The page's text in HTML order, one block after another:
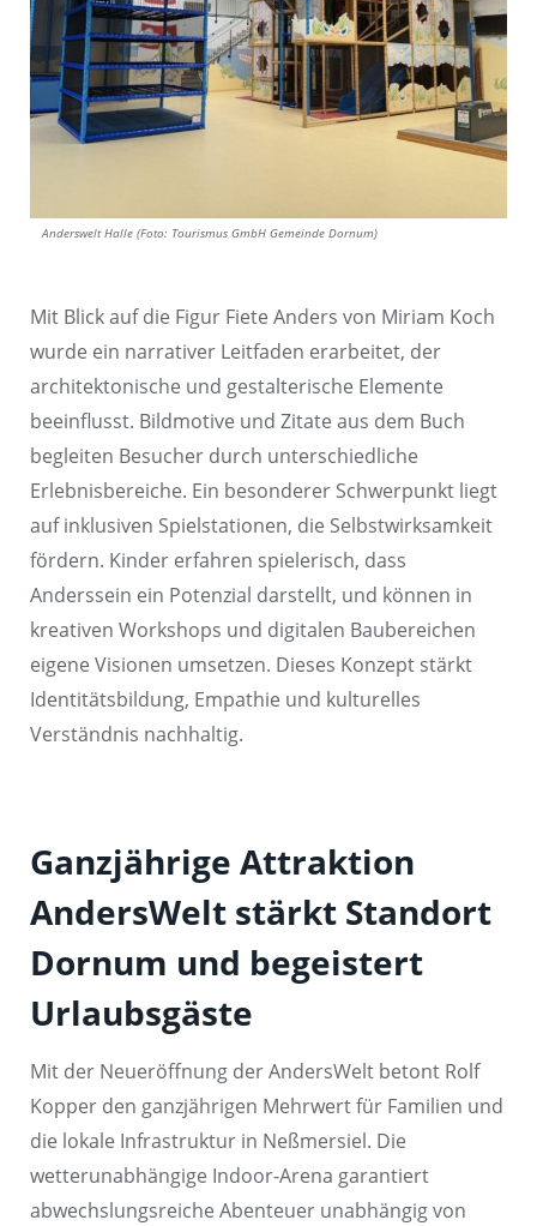
Anderswelt Halle (Foto: Tourismus GmbH Gemeinde Dornum)
Mit Blick auf die Figur Fiete Anders von Miriam Koch
wurde ein narrativer Leitfaden erarbeitet, der
architektonische und gestalterische Elemente
beeinflusst. Bildmotive und Zitate aus dem Buch
begleiten Besucher durch unterschiedliche
Erlebnisbereiche. Ein besonderer Schwerpunkt liegt
auf inklusiven Spielstationen, die Selbstwirksamkeit
fördern. Kinder erfahren spielerisch, dass
Anderssein ein Potenzial darstellt, und können in
kreativen Workshops und digitalen Baubereichen
eigene Visionen umsetzen. Dieses Konzept stärkt
Identitätsbildung, Empathie und kulturelles
Verständnis nachhaltig.
Ganzjährige Attraktion
AndersWelt stärkt Standort
Dornum und begeistert
Urlaubsgäste
Mit der Neueröffnung der AndersWelt betont Rolf
Kopper den ganzjährigen Mehrwert für Familien und
die lokale Infrastruktur in Neßmersiel. Die
wetterunabhängige Indoor-Arena garantiert
abwechslungsreiche Abenteuer unabhängig von